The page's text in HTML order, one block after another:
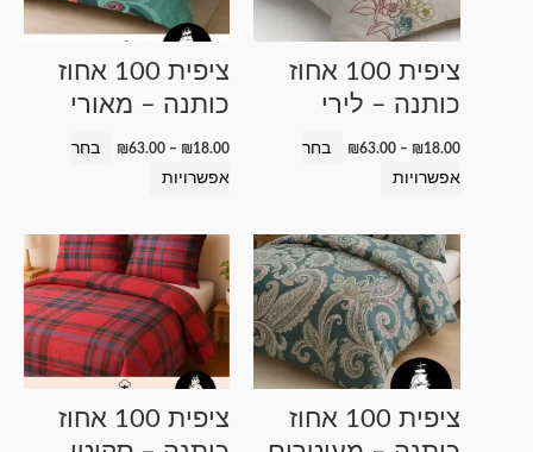
ציפית 100 אחוז
כותנה – לירי
₪18.00
–
₪63.00
בחר
אפשרויות
סוגים.
לבחור
את
האפשרויות
ציפית 100 אחוז
כותנה – מאורי
₪18.00
–
₪63.00
בחר
אפשרויות
סוגים.
לבחור
את
האפשרויות
ציפית 100 אחוז
טווח
מחירים:
⁦₪18.00⁩
עד
⁦₪63.00⁩
למוצר
זה
יש
מספר
סוגים.
לבחור
ציפית 100 אחוז
טווח
מחירים:
⁦₪18.00⁩
עד
⁦₪63.00⁩
למוצר
זה
יש
מספר
סוגים.
לבחור